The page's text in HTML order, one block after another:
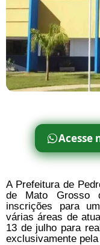
Acesse
A Prefeitura de
de Mato Grosso
inscrições para
várias áreas de
13 de julho para
exclusivamente